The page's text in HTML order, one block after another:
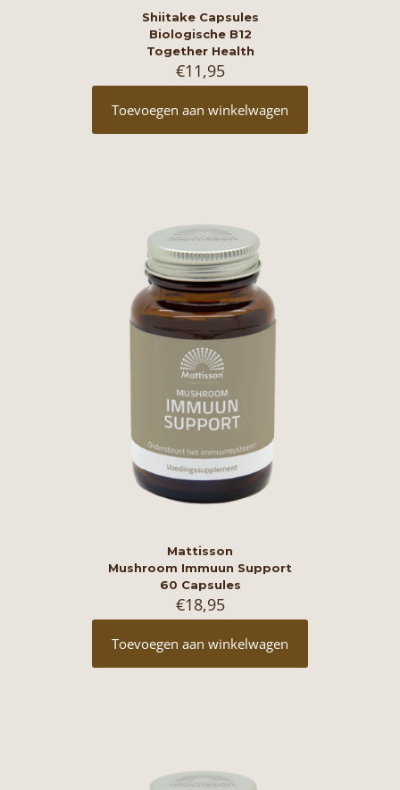
Shiitake Capsules
Biologische B12
Together Health
€11,95
Toevoegen aan winkelwagen
Mattisson
Mushroom Immuun Support
60 Capsules
€18,95
Toevoegen aan winkelwagen